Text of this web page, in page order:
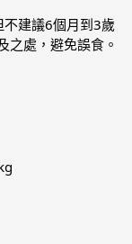
建議6個月到3歲
之處，避免誤食。